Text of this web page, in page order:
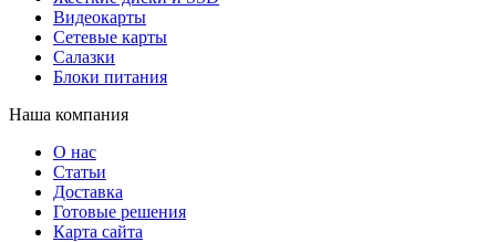
Видеокарты
Сетевые карты
Салазки
Блоки питания
Наша компания
О нас
Статьи
Доставка
Готовые решения
Карта сайта